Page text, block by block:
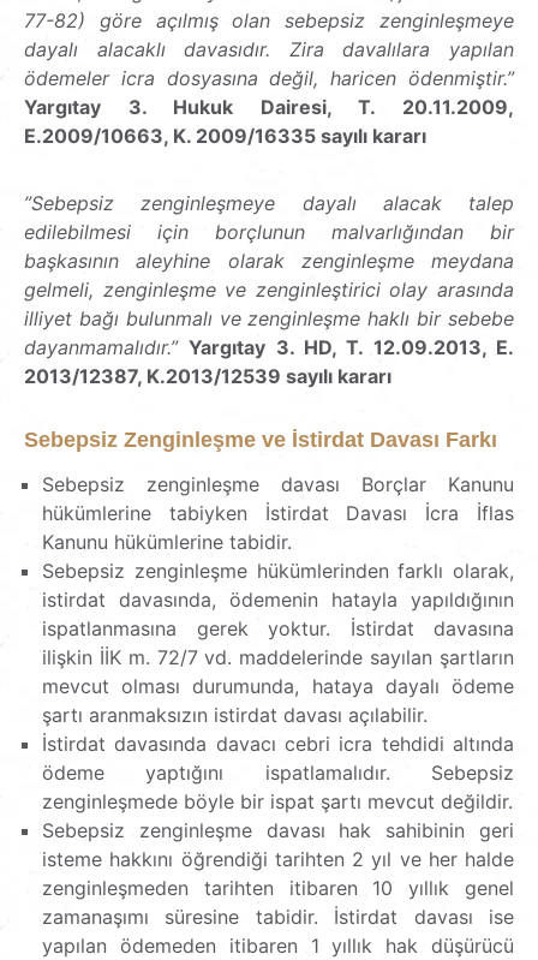
77-82) göre açılmış olan sebepsiz zenginleşmeye
dayalı alacaklı davasıdır. Zira davalılara yapılan
ödemeler icra dosyasına değil, haricen ödenmiştir.”
Yargıtay 3. Hukuk Dairesi, T. 20.11.2009,
E.2009/10663, K. 2009/16335 sayılı kararı
”Sebepsiz zenginleşmeye dayalı alacak talep
edilebilmesi için borçlunun malvarlığından bir
başkasının aleyhine olarak zenginleşme meydana
gelmeli, zenginleşme ve zenginleştirici olay arasında
illiyet bağı bulunmalı ve zenginleşme haklı bir sebebe
dayanmamalıdır.” Yargıtay 3. HD, T. 12.09.2013, E.
2013/12387, K.2013/12539 sayılı kararı
Sebepsiz Zenginleşme ve İstirdat Davası Farkı
Sebepsiz zenginleşme davası Borçlar Kanunu
hükümlerine tabiyken İstirdat Davası İcra İflas
Kanunu hükümlerine tabidir.
Sebepsiz zenginleşme hükümlerinden farklı olarak,
istirdat davasında, ödemenin hatayla yapıldığının
ispatlanmasına gerek yoktur. İstirdat davasına
ilişkin İİK m. 72/7 vd. maddelerinde sayılan şartların
mevcut olması durumunda, hataya dayalı ödeme
şartı aranmaksızın istirdat davası açılabilir.
İstirdat davasında davacı cebri icra tehdidi altında
ödeme yaptığını ispatlamalıdır. Sebepsiz
zenginleşmede böyle bir ispat şartı mevcut değildir.
Sebepsiz zenginleşme davası hak sahibinin geri
isteme hakkını öğrendiği tarihten 2 yıl ve her halde
zenginleşmeden tarihten itibaren 10 yıllık genel
zamanaşımı süresine tabidir. İstirdat davası ise
yapılan ödemeden itibaren 1 yıllık hak düşürücü